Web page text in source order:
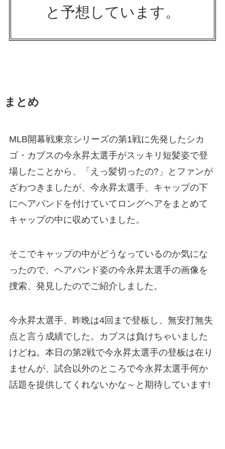
と予想しています。
まとめ
MLB開幕戦東京シリーズの第1戦に先発したシカ
ゴ・カブスの今永昇太選手がスッキリ短髪姿で登
場したことから、「えっ髪切ったの?」とファンが
ざわつきましたが、今永昇太選手、キャップの下
にヘアバンドを付けていてロングヘアをまとめて
キャップの中に収めていました。
そこでキャップの中がどうなっているのか気にな
ったので、ヘアバンド姿の今永昇太選手の画像を
捜索、発見したのでご紹介しました。
今永昇太選手、昨晩は4回まで登板し、無安打無失
点と言う成績でした。カブスは負けちゃいました
けどね。本日の第2戦で今永昇太選手の登板は在り
ませんが、試合以外のところで今永昇太選手何か
話題を提供してくれないかな～と期待しています!